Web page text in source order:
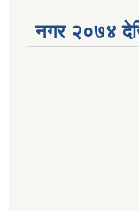
नगर २०७४